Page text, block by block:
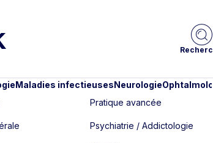
Maladies infectieusesNeurologie
Pratique avancée
Psychiatrie / Addictologie